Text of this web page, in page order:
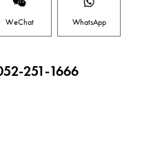
WeChat WhatsApp
251-1666